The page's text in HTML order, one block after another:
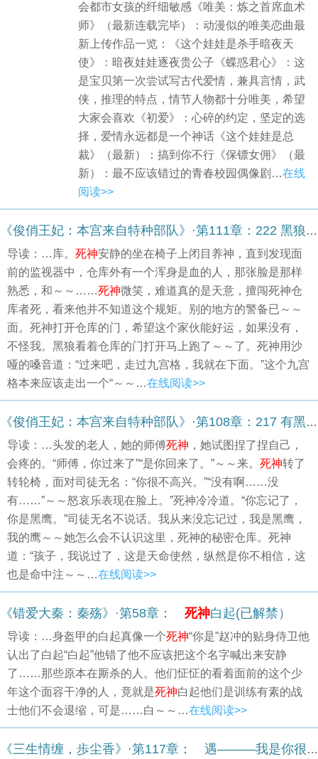
会都市女孩的纤细敏感《唯美：炼之首席血术
师》（最新连载完毕）：动漫似的唯美恋曲最
新上传作品一览：《这个娃娃是杀手暗夜天
使》：暗夜娃娃逐夜贵公子《蝶惑君心》：这
是宝贝第一次尝试写古代爱情，兼具言情，武
侠，推理的特点，情节人物都十分唯美，希望
大家会喜欢《初爱》：心碎的约定，坚定的选
择，爱情永远都是一个神话《这个娃娃是总
裁》（最新）：搞到你不行《保镖女佣》（最
新）：最不应该错过的青春校园偶像剧…在线
阅读>>
《俊俏王妃：本宫来自特种部队》·第111章：222 黑狼死了
导读：…库。 死神安静的坐在椅子上闭目养神，直到发现面
前的监视器中，仓库外有一个浑身是血的人，那张脸是那样
熟悉，和～～……死神微笑，难道真的是天意，擅闯死神仓
库者死，看来他并不知道这个规矩。别的地方的警备已～～
面。死神打开仓库的门，希望这个家伙能好运，如果没有，
不怪我。黑狼看着仓库的门打开马上跑了～～了。死神用沙
哑的嗓音道：“过来吧，走过九宫格，我就在下面。”这个九宫
格本来应该走出一个“～～…在线阅读>>
《俊俏王妃：本宫来自特种部队》·第108章：217 有黑狼才有黑鹰
导读：…头发的老人，她的师傅死神 ，她试图捏了捏自己，
会疼的。“师傅，你过来了”“是你回来了。”～～来。 死神转了
转轮椅，面对司徒无名：“你很不高兴。”“没有啊……没
有……”～～怒哀乐表现在脸上。”死神冷冷道。“你忘记了，
你是黑鹰。”司徒无名不说话。我从来没忘记过，我是黑鹰，
我的鹰～～她怎么会不认识这里，死神的秘密仓库。死神
道：“孩子，我说过了，这是天命使然，纵然是你不相信，这
也是命中注～～…在线阅读>>
《错爱大秦：秦殇》·第58章： 死神白起(已解禁）
导读：…身盔甲的白起真像一个死神“你是”赵冲的贴身侍卫他
认出了白起“白起”他错了他不应该把这个名字喊出来安静
了……那些原本在厮杀的人。他们怔怔的看着面前的这个少
年这个面容干净的人，竟就是死神白起他们是训练有素的战
士他们不会退缩，可是……白～～…在线阅读>>
《三生情缠，歩尘香》·第117章： 遇———我是你很久之前的故人４